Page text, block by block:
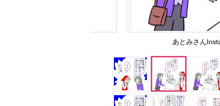
あとみさん